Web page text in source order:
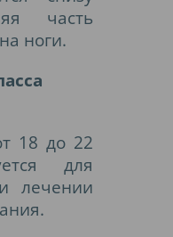
часть
ноги.
18 до 22
для
лечении